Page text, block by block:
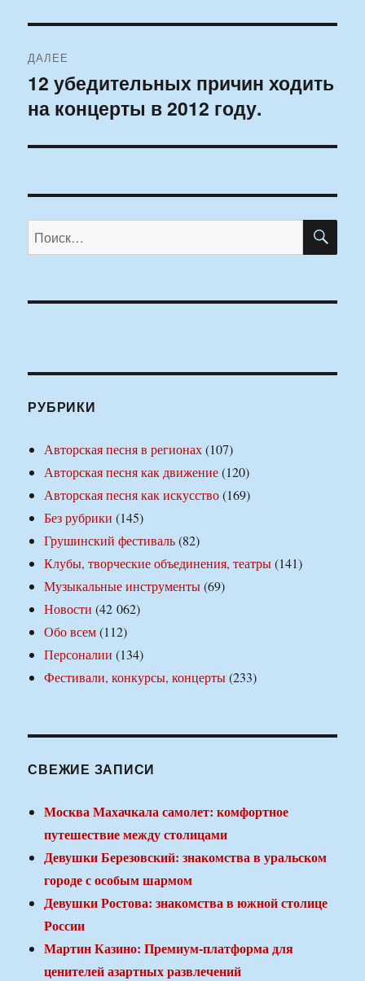
ДАЛЕЕ
Следующая
запись:
12 убедительных причин ходить
на концерты в 2012 году.
Искать:
РУБРИКИ
Авторская песня в регионах(107)
Авторская песня как движение(120)
Авторская песня как искусство(169)
Без рубрики (145)
Грушинский фестиваль(82)
Клубы, творческие объединения, театры(141)
Музыкальные инструменты(69)
Новости (42 062)
Обо всем(112)
Персоналии (134)
Фестивали, конкурсы, концерты(233)
СВЕЖИЕ ЗАПИСИ
Москва Махачкала самолет: комфортное
путешествие между столицами
Девушки Березовский: знакомства в уральском
городе с особым шармом
Девушки Ростова: знакомства в южной столице
России
Мартин Казино: Премиум-платформа для
ценителей азартных развлечений